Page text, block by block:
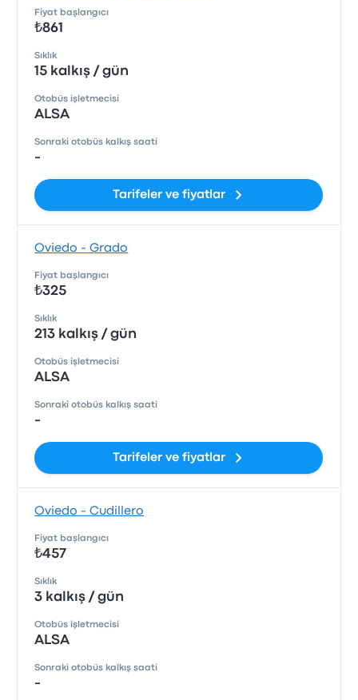
Fiyat başlangıcı
₺861
Sıklık
15 kalkış / gün
Otobüs işletmecisi
ALSA
Sonraki otobüs kalkış saati
-
Tarifeler ve fiyatlar
Oviedo - Grado
Fiyat başlangıcı
₺325
Sıklık
213 kalkış / gün
Otobüs işletmecisi
ALSA
Sonraki otobüs kalkış saati
-
Tarifeler ve fiyatlar
Oviedo - Cudillero
Fiyat başlangıcı
₺457
Sıklık
3 kalkış / gün
Otobüs işletmecisi
ALSA
Sonraki otobüs kalkış saati
-